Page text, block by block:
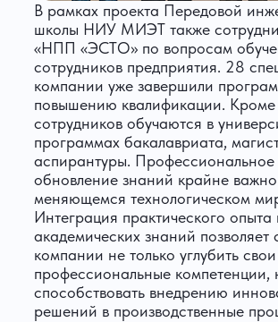
В рамках проекта Передовой
школы НИУ МИЭТ также
«НПП «ЭСТО» по вопросам
сотрудников предприятия. 28
компании уже завершили
повышению квалификации. Кроме
сотрудников обучаются в
программах бакалавриата,
аспирантуры. Профессиональное
обновление знаний крайне
меняющемся технологическом
Интеграция практического опыта
академических знаний позволяет
компании не только углубить свои
профессиональные компетенции,
способствовать внедрению
решений в производственные